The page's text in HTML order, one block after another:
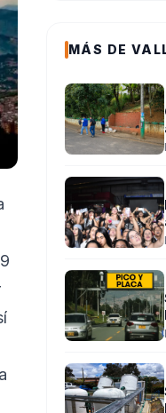
MÁS DE